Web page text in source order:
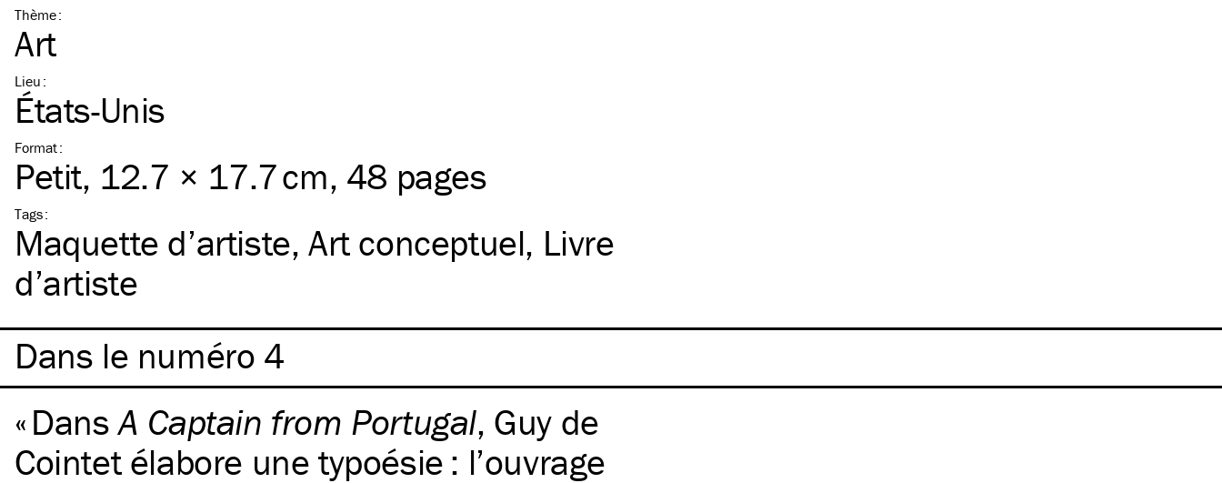
Thème:
Art
Lieu :
États-Unis
Format:
Petit, 12.7 × 17.7 cm, 48 pages
Tags:
Maquette d’artiste Art conceptuel Livre
d’artiste
Dans le numéro 4
DansA Captain from Portugal, Guy de
Cointet élabore une typoésie : l’ouvrage